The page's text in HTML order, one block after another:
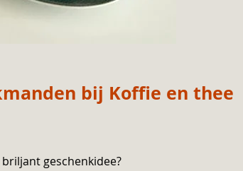
bij Koffie en thee
geschenkidee?